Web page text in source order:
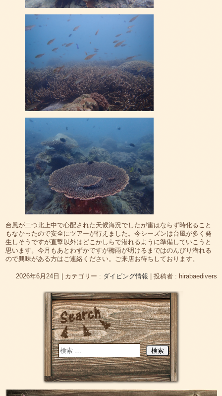
台風が二つ北上中で心配された天候海況でしたが雷はならず時化ること
もなかったので安全にツアーが行えました。今シーズンは台風が多く発
生しそうですが直撃以外はどこかしらで潜れるように準備していこうと
思います。今月もあとわずかですが梅雨が明けるまではのんびり潜れる
ので興味がある方はご連絡ください。ご来店お待ちしております。
2026年6月24日 | カテゴリー : ダイビング情報 | 投稿者 : hirabaedivers